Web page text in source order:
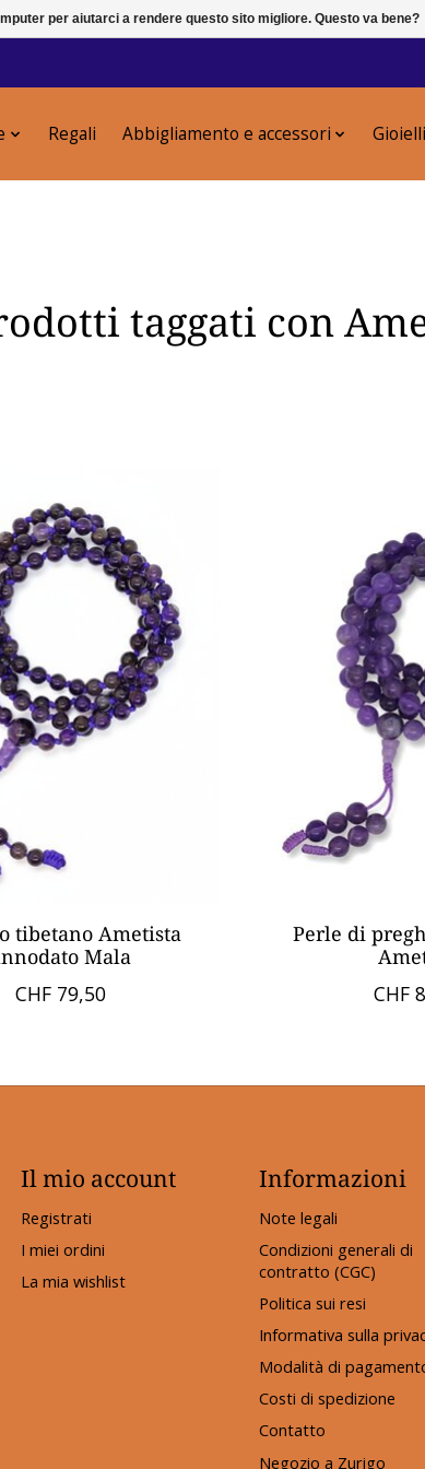
Regali Abbigliamento e accessori Gioielli
taggati con
tibetano Ametista
Mala
CHF 79,50
Perle di
CHF
Il mio account
Registrati
I miei ordini
La mia wishlist
Informazioni
Note legali
Condizioni generali di
contratto (CGC)
Politica sui resi
Informativa sulla
Modalità di
Costi di spedizione
Contatto
Negozio a Zurigo
per aiutarci a rendere questo sito migliore. Questo va bene?